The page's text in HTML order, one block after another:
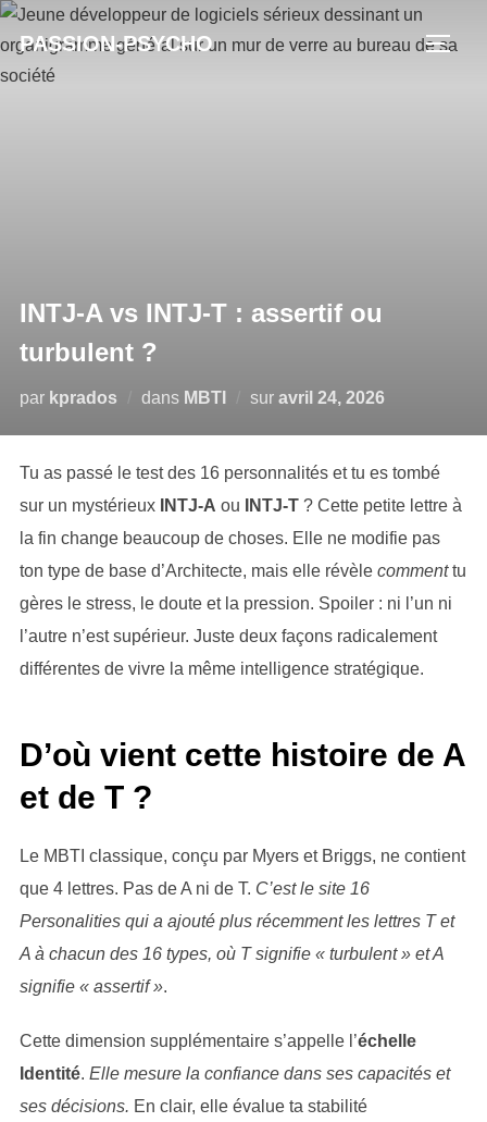
Aller
au
contenu
PASSION-PSYCHO
INTJ-A vs INTJ-T : assertif ou
turbulent ?
par kprados dans MBTI sur Publié
avril 24, 2026
Tu as passé le test des 16 personnalités et tu es tombé
sur un mystérieux
INTJ-A ou INTJ-T? Cette petite lettre à
la fin change beaucoup de choses. Elle ne modifie pas
ton type de base d’Architecte, mais elle révèle commenttu
gères le stress, le doute et la pression. Spoiler : ni l’un ni
l’autre n’est supérieur. Juste deux façons radicalement
différentes de vivre la même intelligence stratégique.
D’où vient cette histoire de A
et de T ?
Le MBTI classique, conçu par Myers et Briggs, ne contient
que 4 lettres. Pas de A ni de T. C’est le site 16
Personalities qui a ajouté plus récemment les lettres T et
A à chacun des 16 types, où T signifie « turbulent » et A
signifie « assertif ».
Cette dimension supplémentaire s’appelle l’échelle
Identité. Elle mesure la confiance dans ses capacités et
ses décisions. En clair, elle évalue ta stabilité